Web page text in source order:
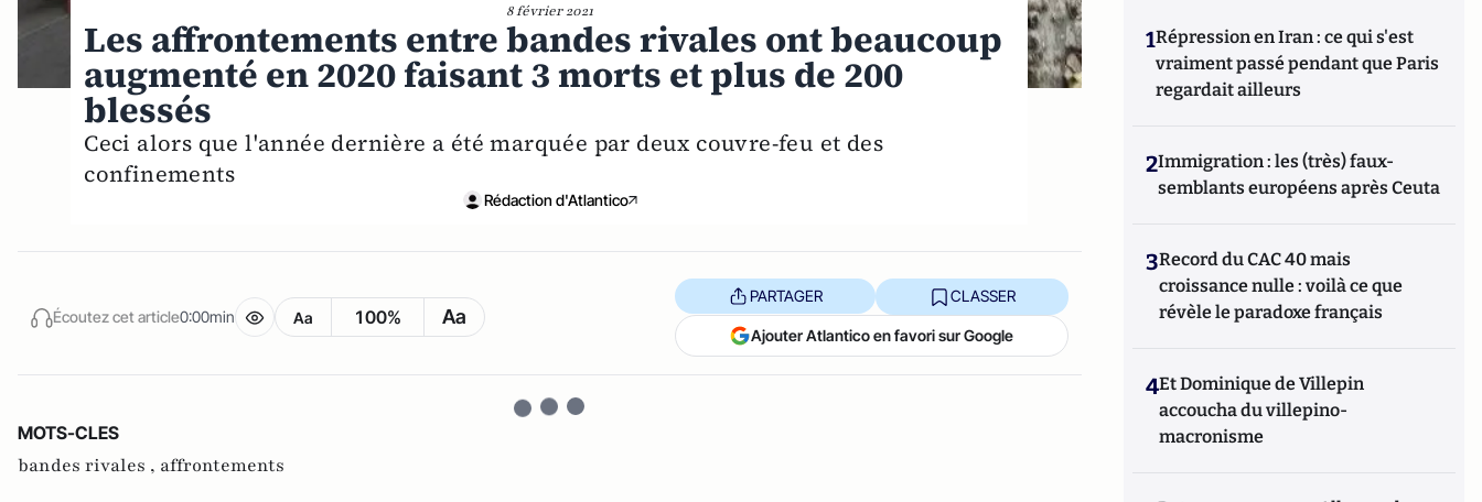
8 février 2021
Les affrontements entre bandes rivales ont beaucoup
augmenté en 2020 faisant 3 morts et plus de 200
blessés
Ceci alors que l'année dernière a été marquée par deux couvre-feu et des
confinements
Rédaction d'Atlantico
Écoutez cet article0:00min Aa 100% Aa
PARTAGER CLASSER
Ajouter Atlantico en favori sur Google
MOTS-CLES
bandes rivales , affrontements
1Répression en Iran : ce qui s'est
vraiment passé pendant que Paris
regardait ailleurs
2Immigration : les (très) faux-
semblants européens après Ceuta
3Record du CAC 40 mais
croissance nulle : voilà ce que
révèle le paradoxe français
4Et Dominique de Villepin
accoucha du villepino-
macronisme